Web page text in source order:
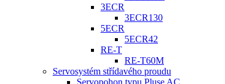
3ECR
3ECR130
5ECR
5ECR42
RE-T
RE-T60M
Servosystém střídavého proudu
Servopohon typu Pluse AC